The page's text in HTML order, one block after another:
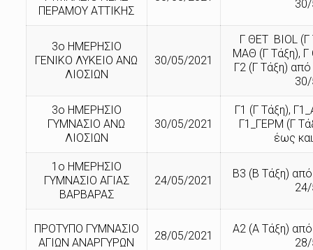
ΠΕΡΑΜΟΥ ΑΤΤΙΚΗΣ
3ο ΗΜΕΡΗΣΙΟ
ΓΕΝΙΚΟ ΛΥΚΕΙΟ ΑΝΩ
ΛΙΟΣΙΩΝ
30/05/2021
Γ ΘΕΤ BIOL (Γ
ΜΑΘ (Γ Τάξη), Γ
Γ2 (Γ Τάξη)
3ο ΗΜΕΡΗΣΙΟ
ΓΥΜΝΑΣΙΟ ΑΝΩ
ΛΙΟΣΙΩΝ
30/05/2021
Γ1 (Γ Τάξη),
Γ1_ΓΕΡΜ (Γ
έως
1ο ΗΜΕΡΗΣΙΟ
ΓΥΜΝΑΣΙΟ ΑΓΙΑΣ
ΒΑΡΒΑΡΑΣ
24/05/2021
Β3 (Β Τάξη)
ΠΡΟΤΥΠΟ ΓΥΜΝΑΣΙΟ
ΑΓΙΩΝ ΑΝΑΡΓΥΡΩΝ
28/05/2021
Α2 (Α Τάξη)